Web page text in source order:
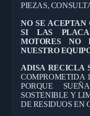
PIEZAS,
NO SE
SI LAS
MOTORES NO
NUESTRO
ADISA RECICLA
COMPROMETIDA
PORQUE
SOSTENIBLE Y
DE RESIDUOS EN